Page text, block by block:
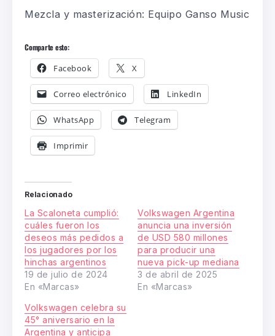
Mezcla y masterización: Equipo Ganso Music
Comparte esto:
Facebook X
Correo electrónico LinkedIn
WhatsApp Telegram
Imprimir
Relacionado
La Scaloneta cumplió:
cuáles fueron los
deseos más pedidos a
los jugadores por los
hinchas argentinos
19 de julio de 2024
En «Marcas»
Volkswagen Argentina
anuncia una inversión
de USD 580 millones
para producir una
nueva pick-up mediana
3 de abril de 2025
En «Marcas»
Volkswagen celebra su
45° aniversario en la
Argentina y anticipa